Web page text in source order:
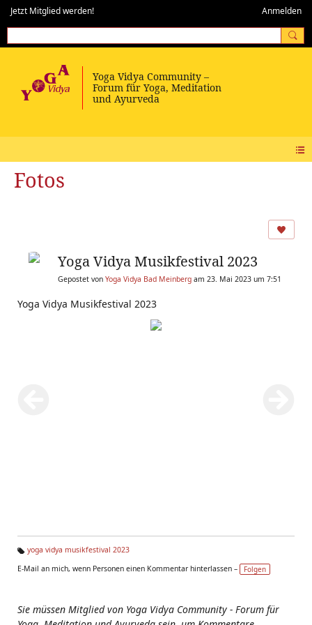
Jetzt Mitglied werden! Anmelden
Fotos
Yoga Vidya Musikfestival 2023
Gepostet von Yoga Vidya Bad Meinberg am 23. Mai 2023 um 7:51
Yoga Vidya Musikfestival 2023
g
yoga vidya musikfestival 2023
E-Mail an mich, wenn Personen einen Kommentar hinterlassen –
Folgen
Sie müssen Mitglied von Yoga Vidya Community - Forum für